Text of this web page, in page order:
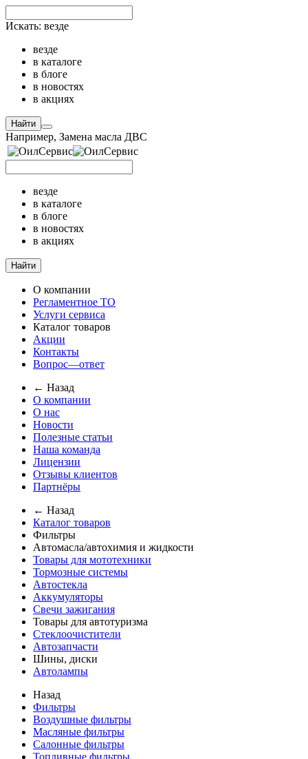
Искать: везде
везде
в каталоге
в блоге
в новостях
в акциях
Найти
Например, Замена масла ДВС
везде
в каталоге
в блоге
в новостях
в акциях
Найти
О компании
Регламентное ТО
Услуги сервиса
Каталог товаров
Акции
Контакты
Вопрос—ответ
← Назад
О компании
О нас
Новости
Полезные статьи
Наша команда
Лицензии
Отзывы клиентов
Партнёры
← Назад
Каталог товаров
Фильтры
Автомасла/автохимия и жидкости
Товары для мототехники
Тормозные системы
Автостекла
Аккумуляторы
Свечи зажигания
Товары для автотуризма
Стеклоочистители
Автозапчасти
Шины, диски
Автолампы
Назад
Фильтры
Воздушные фильтры
Масляные фильтры
Салонные фильтры
Топливные фильтры